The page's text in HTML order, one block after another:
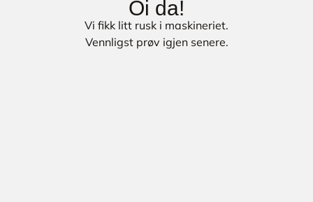
Oi da!
Vi fikk litt rusk i maskineriet.
Vennligst prøv igjen senere.